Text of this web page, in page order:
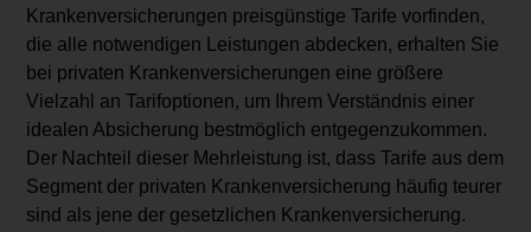
Krankenversicherungen preisgünstige Tarife vorfinden,
die alle notwendigen Leistungen abdecken, erhalten Sie
bei privaten Krankenversicherungen eine größere
Vielzahl an Tarifoptionen, um Ihrem Verständnis einer
idealen Absicherung bestmöglich entgegenzukommen.
Der Nachteil dieser Mehrleistung ist, dass Tarife aus dem
Segment der privaten Krankenversicherung häufig teurer
sind als jene der gesetzlichen Krankenversicherung.